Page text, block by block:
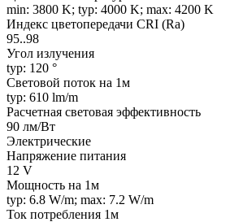
min: 3800 K; typ: 4000 K; max: 4200 K
Индекс цветопередачи CRI (Ra)
95..98
Угол излучения
typ: 120 °
Световой поток на 1м
typ: 610 lm/m
Расчетная световая эффективность
90 лм/Вт
Электрические
Напряжение питания
12 V
Мощность на 1м
typ: 6.8 W/m; max: 7.2 W/m
Ток потребления 1м